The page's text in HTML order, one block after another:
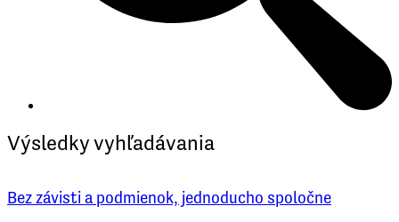
Výsledky vyhľadávania
Bez závisti a podmienok, jednoducho spoločne